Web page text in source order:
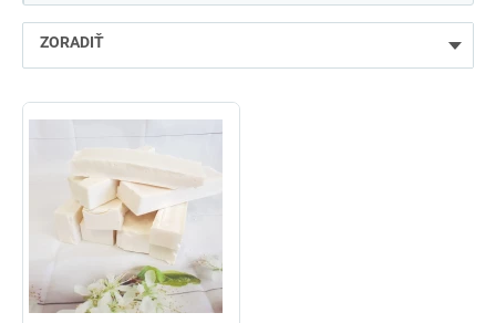
ZORADIŤ
podľa názvu od A